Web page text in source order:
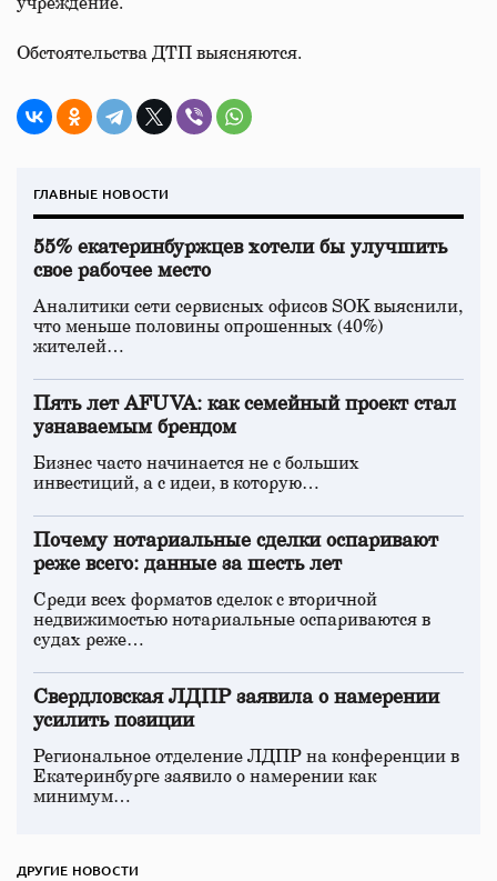
Обстоятельства ДТП выясняются.
ГЛАВНЫЕ НОВОСТИ
55% екатеринбуржцев хотели бы улучшить
свое рабочее место
Аналитики сети сервисных офисов SOK выяснили,
что меньше половины опрошенных (40%)
жителей…
Пять лет AFUVA: как семейный проект стал
узнаваемым брендом
Бизнес часто начинается не с больших
инвестиций, а с идеи, в которую…
Почему нотариальные сделки оспаривают
реже всего: данные за шесть лет
Среди всех форматов сделок с вторичной
недвижимостью нотариальные оспариваются в
судах реже…
Свердловская ЛДПР заявила о намерении
усилить позиции
Региональное отделение ЛДПР на конференции в
Екатеринбурге заявило о намерении как
минимум…
ДРУГИЕ НОВОСТИ